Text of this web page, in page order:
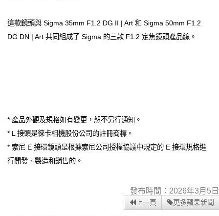
這款鏡頭與 Sigma 35mm F1.2 DG II | Art 和 Sigma 50mm F1.2
DG DN | Art 共同組成了 Sigma 的三款 F1.2 定焦鏡頭產品線。
* 產品外觀及規格如有變更，恕不另行通知。
* L 接頭是徠卡相機股份公司的註冊商標。
* 索尼 E 接環鏡頭是根據索尼公司授權協議中規定的 E 接環規格進
行開發、製造和銷售的。
發布時間：2026年3月5日
上一頁 更多蘋果新聞